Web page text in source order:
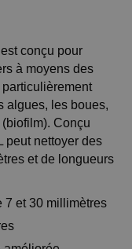
conçu pour
à moyens des
particulièrement
algues, les boues,
Conçu
peut nettoyer des
et de longueurs
7 et 30 millimètres